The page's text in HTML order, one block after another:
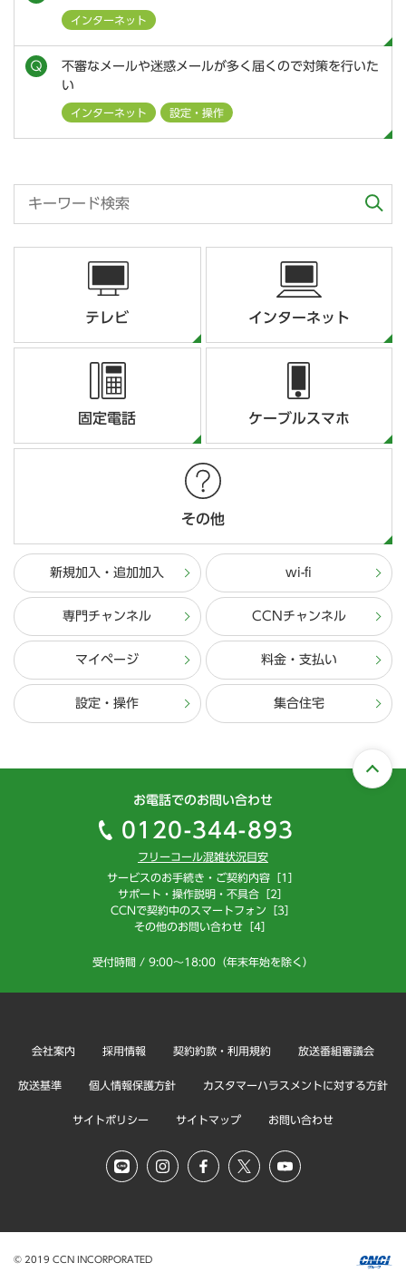
インターネット
不審なメールや迷惑メールが多く届くので対策を行いた
い
インターネット 設定・操作
テレビ インターネット
固定電話 ケーブルスマホ
その他
新規加入・追加加入 wi-fi
専門チャンネル CCNチャンネル
マイページ 料金・支払い
設定・操作 集合住宅
お電話でのお問い合わせ
0120-344-893
フリーコール混雑状況目安
サービスのお手続き・ご契約内容［1］
サポート・操作説明・不具合［2］
CCNで契約中のスマートフォン［3］
その他のお問い合わせ［4］
受付時間 / 9:00～18:00（年末年始を除く）
会社案内 採用情報 契約約款・利用規約 放送番組審議会
放送基準 個人情報保護方針 カスタマーハラスメントに対する方針
サイトポリシー サイトマップ お問い合わせ
© 2019 CCN INCORPORATED